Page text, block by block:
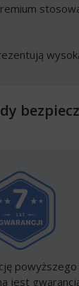
jest